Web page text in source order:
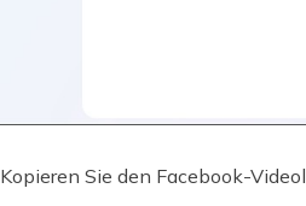
Kopieren Sie den Facebook-